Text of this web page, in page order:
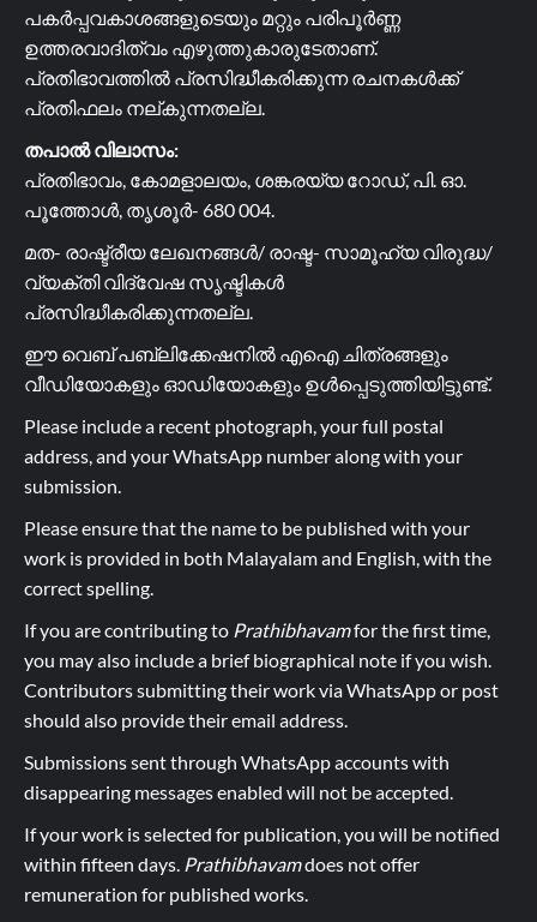
പകർപ്പവകാശങ്ങളുടെയും മറ്റും പരിപൂർണ്ണ
ഉത്തരവാദിത്വം എഴുത്തുകാരുടേതാണ്.
പ്രതിഭാവത്തിൽ പ്രസിദ്ധീകരിക്കുന്ന രചനകൾക്ക്
പ്രതിഫലം നല്കുന്നതല്ല.
തപാൽ വിലാസം:
പ്രതിഭാവം, കോമളാലയം, ശങ്കരയ്യ റോഡ്, പി. ഓ.
പൂത്തോൾ, തൃശൂർ- 680 004.
മത- രാഷ്ട്രീയ ലേഖനങ്ങൾ/ രാഷ്ട- സാമൂഹ്യ വിരുദ്ധ/
വ്യക്തി വിദ്വേഷ സൃഷ്ടികൾ
പ്രസിദ്ധീകരിക്കുന്നതല്ല.
ഈ വെബ് പബ്ലിക്കേഷനിൽ എഐ ചിത്രങ്ങളും
വീഡിയോകളും ഓഡിയോകളും ഉൾപ്പെടുത്തിയിട്ടുണ്ട്.
Please include a recent photograph, your full postal
address, and your WhatsApp number along with your
submission.
Please ensure that the name to be published with your
work is provided in both Malayalam and English, with the
correct spelling.
If you are contributing to Prathibhavamfor the first time,
you may also include a brief biographical note if you wish.
Contributors submitting their work via WhatsApp or post
should also provide their email address.
Submissions sent through WhatsApp accounts with
disappearing messages enabled will not be accepted.
If your work is selected for publication, you will be notified
within fifteen days. Prathibhavamdoes not offer
remuneration for published works.